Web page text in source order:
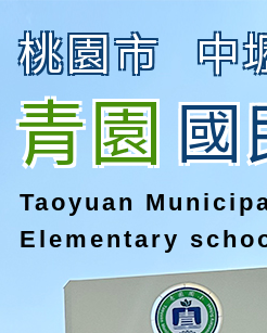
桃園市 中
青園國
Taoyuan
Elementary